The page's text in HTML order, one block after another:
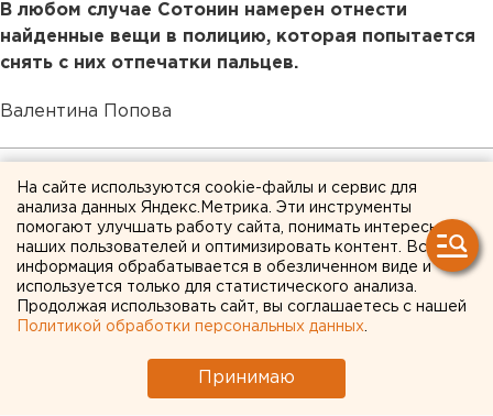
В любом случае Сотонин намерен отнести
найденные вещи в полицию, которая попытается
снять с них отпечатки пальцев.
Валентина Попова
На сайте используются cookie-файлы и сервис для
анализа данных Яндекс.Метрика. Эти инструменты
помогают улучшать работу сайта, понимать интересы
наших пользователей и оптимизировать контент. Вся
информация обрабатывается в обезличенном виде и
используется только для статистического анализа.
Продолжая использовать сайт, вы соглашаетесь с нашей
Политикой обработки персональных данных
Принимаю